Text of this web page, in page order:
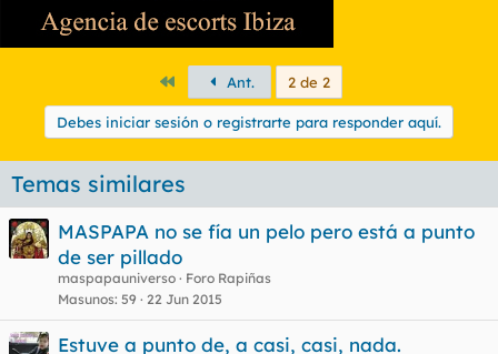
PrimeroAnt. 2 de 2
Debes iniciar sesión o registrarte para responder aquí.
Temas similares
MASPAPA no se fía un pelo pero está a punto
de ser pillado
maspapauniverso
Foro Rapiñas
Masunos 59 22 Jun 2015
Estuve a punto de, a casi, casi, nada.